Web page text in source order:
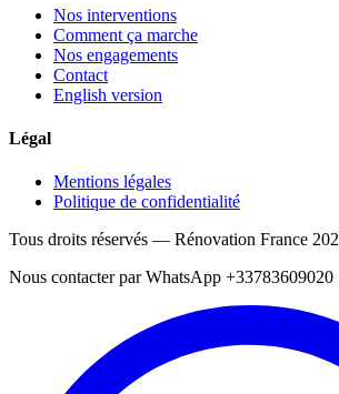
Nos interventions
Comment ça marche
Nos engagements
Contact
English version
Légal
Mentions légales
Politique de confidentialité
Tous droits réservés — Rénovation France
Nous contacter par WhatsApp +33783609020